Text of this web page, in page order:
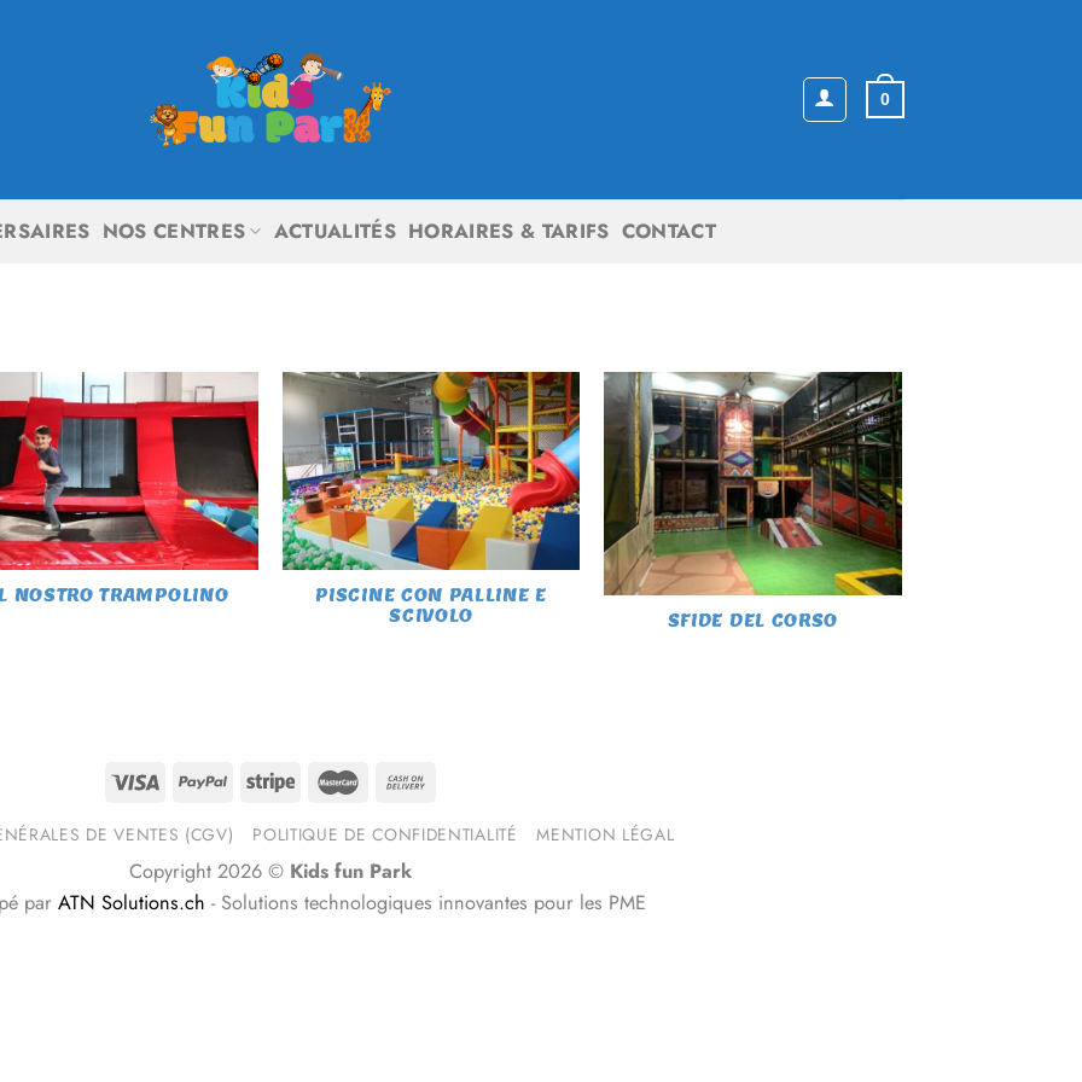
0
NOS CENTRES ACTUALITÉS HORAIRES & TARIFS CONTACT
NOSTRO TRAMPOLINO
PISCINE CON PALLINE E
SCIVOLO
SFIDE DEL CORSO
DE VENTES (CGV) POLITIQUE DE CONFIDENTIALITÉ MENTION LÉGAL
Copyright 2026 © Kids fun Park
par ATN Solutions.ch - Solutions technologiques innovantes pour les PME